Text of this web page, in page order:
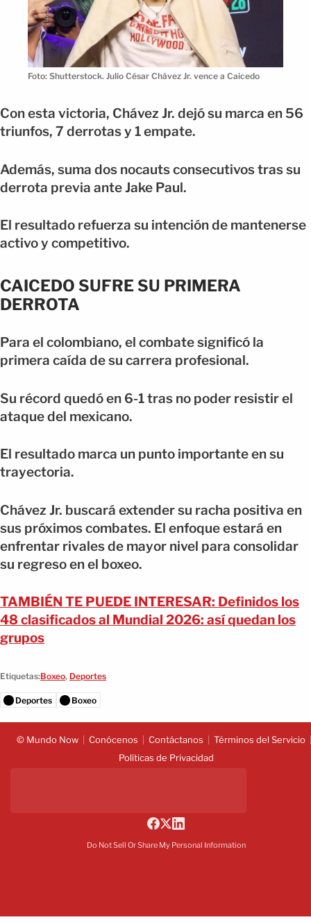
Foto: Shutterstock. Julio César Chávez Jr. vence a Caicedo
Con esta victoria, Chávez Jr. dejó su marca en 56
triunfos, 7 derrotas y 1 empate.
Además, suma dos nocauts consecutivos tras su
derrota previa ante Jake Paul.
El resultado refuerza su intención de mantenerse
activo y competitivo.
CAICEDO SUFRE SU PRIMERA
DERROTA
Para el colombiano, el combate significó la
primera caída de su carrera profesional.
Su récord quedó en 6-1 tras no poder resistir el
ataque del mexicano.
El resultado marca un punto importante en su
trayectoria.
Chávez Jr. buscará extender su racha positiva en
sus próximos combates. El enfoque estará en
enfrentar rivales de mayor nivel para consolidar
su regreso en el boxeo.
TAMBIÉN TE PUEDE INTERESAR: Definidos los
48 clasificados al Mundial 2026: así quedan los
grupos
Etiquetas:Boxeo, Deportes
Deportes Boxeo
© Mundo Now Conócenos Contáctanos
Términos del Servicio
Políticas de Privacidad
Do Not Sell Or Share My Personal Information